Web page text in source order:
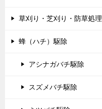
草刈り・芝刈り・防草処理
蜂（ハチ）駆除
アシナガバチ駆除
スズメバチ駆除